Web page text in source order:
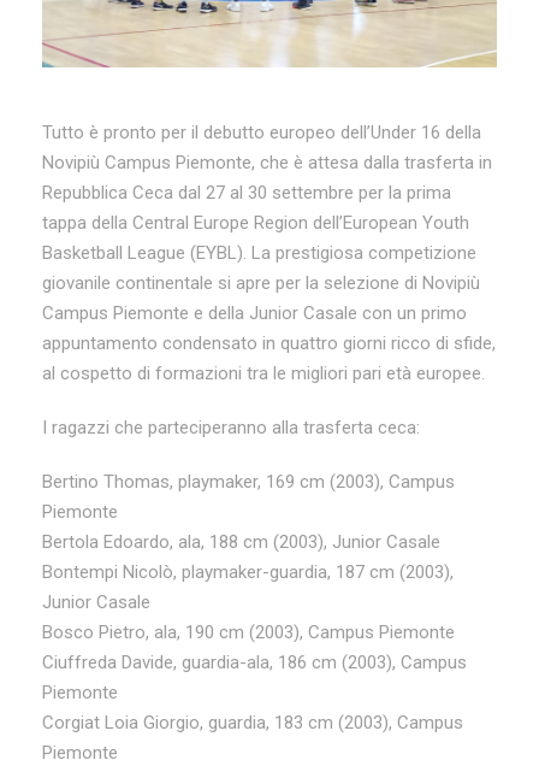
Tutto è pronto per il debutto europeo dell’Under 16 della
Novipiù Campus Piemonte, che è attesa dalla trasferta in
Repubblica Ceca dal 27 al 30 settembre per la prima
tappa della Central Europe Region dell’European Youth
Basketball League (EYBL). La prestigiosa competizione
giovanile continentale si apre per la selezione di Novipiù
Campus Piemonte e della Junior Casale con un primo
appuntamento condensato in quattro giorni ricco di sfide,
al cospetto di formazioni tra le migliori pari età europee.
I ragazzi che parteciperanno alla trasferta ceca:
Bertino Thomas, playmaker, 169 cm (2003), Campus
Piemonte
Bertola Edoardo, ala, 188 cm (2003), Junior Casale
Bontempi Nicolò, playmaker-guardia, 187 cm (2003),
Junior Casale
Bosco Pietro, ala, 190 cm (2003), Campus Piemonte
Ciuffreda Davide, guardia-ala, 186 cm (2003), Campus
Piemonte
Corgiat Loia Giorgio, guardia, 183 cm (2003), Campus
Piemonte